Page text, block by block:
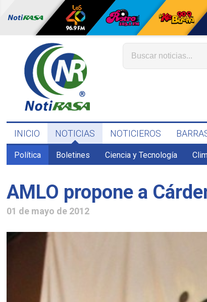
INICIO NOTICIAS NOTICIEROS
Política Boletines Ciencia y Tecnología
AMLO propone a
01 de mayo de 2012